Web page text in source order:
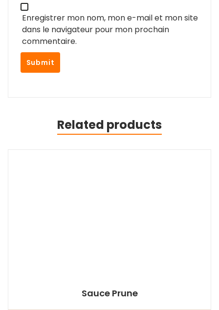
Enregistrer mon nom, mon e-mail et mon site
dans le navigateur pour mon prochain
commentaire.
Related products
Sauce Prune